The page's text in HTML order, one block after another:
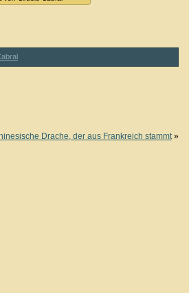
Drache, der aus Frankreich stammt »